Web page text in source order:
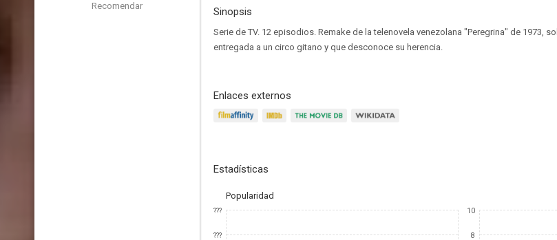
Recomendar Sinopsis
Serie de TV. 12 episodios. Remake de la telenovela venezolana "Peregrina" de 1973,
entregada a un circo gitano y que desconoce su herencia.
Enlaces externos
Estadísticas
Popularidad
???
???
10
8